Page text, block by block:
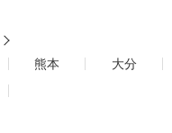
熊本
大分